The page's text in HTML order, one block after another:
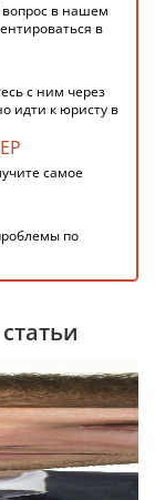
в нашем
в
с ним через
идти к юристу в
самое
по